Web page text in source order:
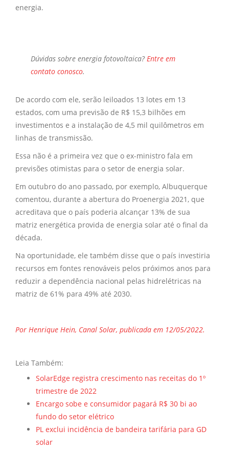
energia.
Dúvidas sobre energia fotovoltaica? Entre em
contato conosco.
De acordo com ele, serão leiloados 13 lotes em 13
estados, com uma previsão de R$ 15,3 bilhões em
investimentos e a instalação de 4,5 mil quilômetros em
linhas de transmissão.
Essa não é a primeira vez que o ex-ministro fala em
previsões otimistas para o setor de energia solar.
Em outubro do ano passado, por exemplo, Albuquerque
comentou, durante a abertura do Proenergia 2021, que
acreditava que o país poderia alcançar 13% de sua
matriz energética provida de energia solar até o final da
década.
Na oportunidade, ele também disse que o país investiria
recursos em fontes renováveis pelos próximos anos para
reduzir a dependência nacional pelas hidrelétricas na
matriz de 61% para 49% até 2030.
Por Henrique Hein, Canal Solar, publicada em 12/05/2022.
Leia Também:
SolarEdge registra crescimento nas receitas do 1º
trimestre de 2022
Encargo sobe e consumidor pagará R$ 30 bi ao
fundo do setor elétrico
PL exclui incidência de bandeira tarifária para GD
solar